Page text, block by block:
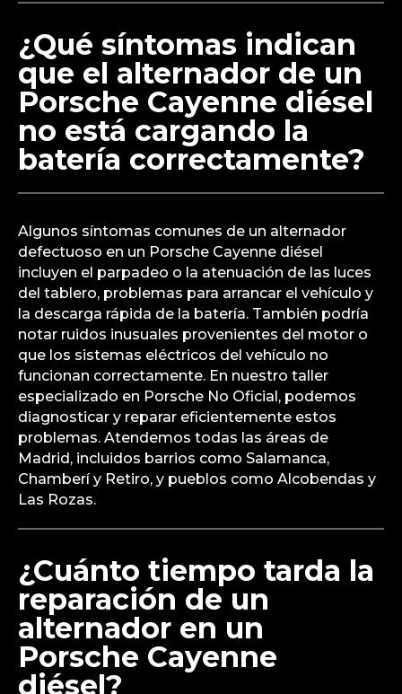
¿Qué síntomas indican
que el alternador de un
Porsche Cayenne diésel
no está cargando la
batería correctamente?
Algunos síntomas comunes de un alternador
defectuoso en un Porsche Cayenne diésel
incluyen el parpadeo o la atenuación de las luces
del tablero, problemas para arrancar el vehículo y
la descarga rápida de la batería. También podría
notar ruidos inusuales provenientes del motor o
que los sistemas eléctricos del vehículo no
funcionan correctamente. En nuestro taller
especializado en Porsche No Oficial, podemos
diagnosticar y reparar eficientemente estos
problemas. Atendemos todas las áreas de
Madrid, incluidos barrios como Salamanca,
Chamberí y Retiro, y pueblos como Alcobendas y
Las Rozas.
¿Cuánto tiempo tarda la
reparación de un
alternador en un
Porsche Cayenne
diésel?